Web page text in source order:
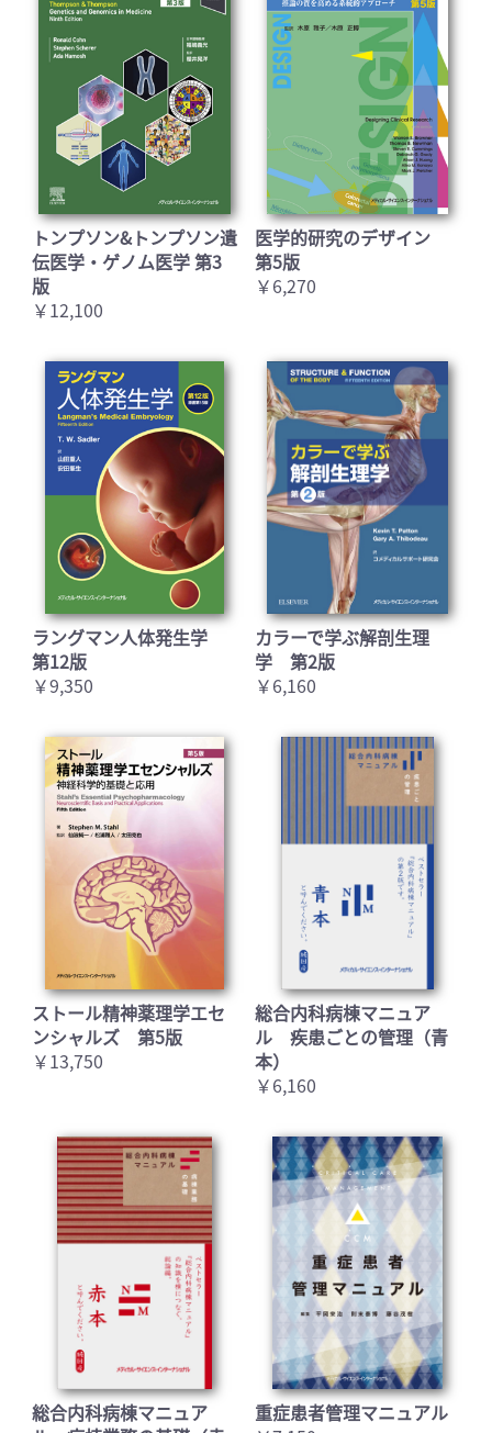
トンプソン&トンプソン遺
伝医学・ゲノム医学 第3
版
￥12,100
医学的研究のデザイン
第5版
￥6,270
ラングマン人体発生学
第12版
￥9,350
カラーで学ぶ解剖生理
学 第2版
￥6,160
ストール精神薬理学エセ
ンシャルズ 第5版
￥13,750
総合内科病棟マニュア
ル 疾患ごとの管理（青
本）
￥6,160
総合内科病棟マニュア
重症患者管理マニュアル